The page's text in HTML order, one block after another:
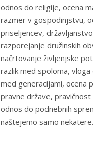
odnos do religije, ocena
razmer v gospodinjstvu,
priseljencev,
razporejanje družinskih
načrtovanje življenjske
razlik med spoloma,
med generacijami, ocena
pravne države,
odnos do podnebnih
naštejemo samo nekatere.